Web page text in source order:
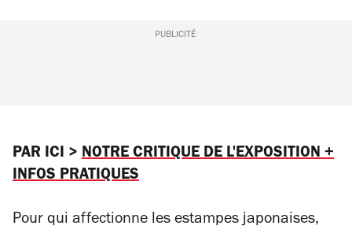
PUBLICITÉ
PAR ICI > NOTRE CRITIQUE DE L'EXPOSITION +
INFOS PRATIQUES
Pour qui affectionne les estampes japonaises,